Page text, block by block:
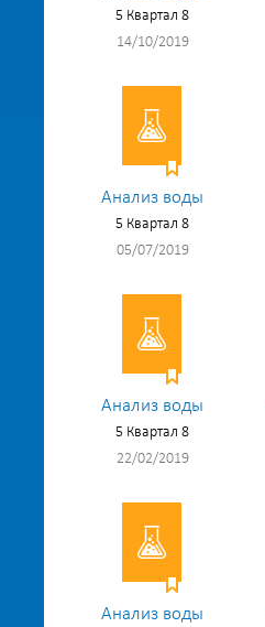
5 Квартал 8
14/10/2019
Анализ воды
5 Квартал 8
05/07/2019
Анализ воды
5 Квартал 8
22/02/2019
Анализ воды